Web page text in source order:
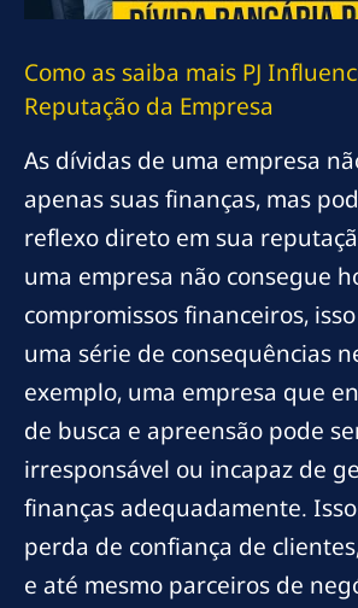
Como assaiba mais PJ
Reputação da Empresa
As dívidas de uma empresa
apenas suas finanças, mas
reflexo direto em sua
uma empresa não consegue
compromissos financeiros,
uma série de consequências
exemplo, uma empresa que
de busca e apreensão pode
irresponsável ou incapaz de
finanças adequadamente.
perda de confiança de
e até mesmo parceiros de